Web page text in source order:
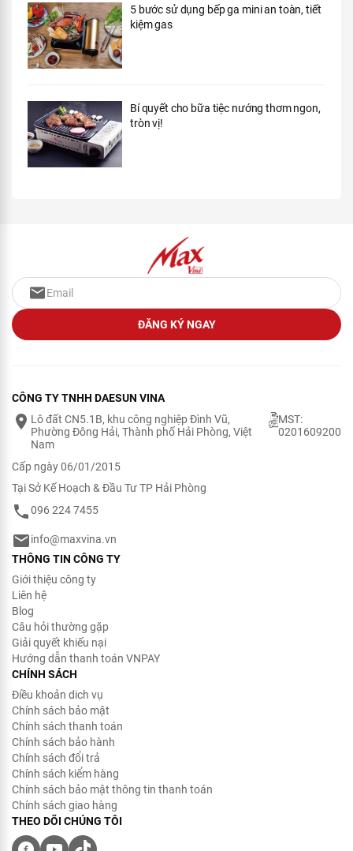
5 bước sử dụng bếp ga mini an toàn, tiết
kiệm gas
Bí quyết cho bữa tiệc nướng thơm ngon,
tròn vị!
ĐĂNG KÝ NGAY
CÔNG TY TNHH DAESUN VINA
Lô đất CN5.1B, khu công nghiệp Đình Vũ,
Phường Đông Hải, Thành phố Hải Phòng, Việt
Nam
MST:
0201609200
Cấp ngày 06/01/2015
Tại Sở Kế Hoạch & Đầu Tư TP Hải Phòng
096 224 7455
info@maxvina.vn
THÔNG TIN CÔNG TY
Giới thiệu công ty
Liên hệ
Blog
Câu hỏi thường gặp
Giải quyết khiếu nại
Hướng dẫn thanh toán VNPAY
CHÍNH SÁCH
Điều khoản dich vụ
Chính sách bảo mật
Chính sách thanh toán
Chính sách bảo hành
Chính sách đổi trả
Chính sách kiểm hàng
Chính sách bảo mật thông tin thanh toán
Chính sách giao hàng
THEO DÕI CHÚNG TÔI